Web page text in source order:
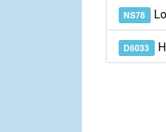
NS78
D6033